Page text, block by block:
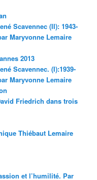
Scavennec (II): 1943-
Maryvonne Lemaire
2013
Scavennec. (I):1939-
Maryvonne Lemaire
Friedrich dans trois
Thiébaut Lemaire
et l’humilité. Par